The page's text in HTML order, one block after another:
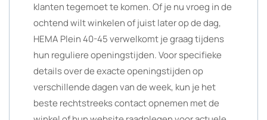
klanten tegemoet te komen. Of je nu vroeg in de
ochtend wilt winkelen of juist later op de dag,
HEMA Plein 40-45 verwelkomt je graag tijdens
hun reguliere openingstijden. Voor specifieke
details over de exacte openingstijden op
verschillende dagen van de week, kun je het
beste rechtstreeks contact opnemen met de